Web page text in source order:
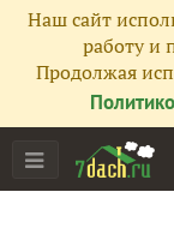
Наш сайт
работу и
Продолжая